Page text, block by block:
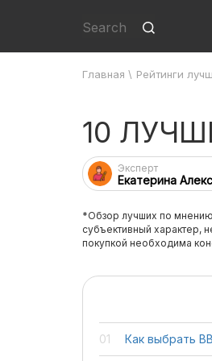
Главная \ Рейтинги
10
Эксперт
Екатерина
*Обзор лучших по
субъективный характер,
покупкой необходима
Как выбрать